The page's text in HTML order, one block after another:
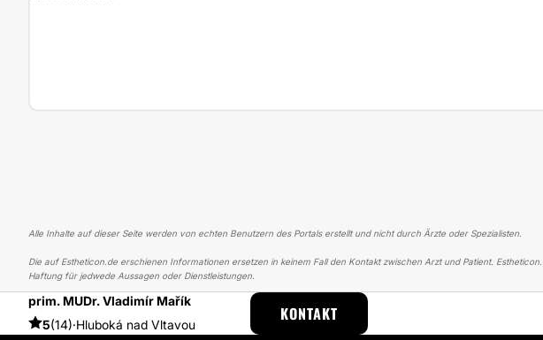
Alle Inhalte auf dieser Seite werden von echten Benutzern des Portals erstellt und nicht durch Ärzte oder Spezialisten.
Die auf Estheticon.de erschienen Informationen ersetzen in keinem Fall den Kontakt zwischen Arzt und Patient.
Haftung für jedwede Aussagen oder Dienstleistungen.
prim. MUDr. Vladimír Mařík
5(14)·Hluboká nad Vltavou
KONTAKT
ESTHETICON ERFAHRUNGSBERICHTE ERFAHRUNGSBERICHTE ÜBER FACELIFT